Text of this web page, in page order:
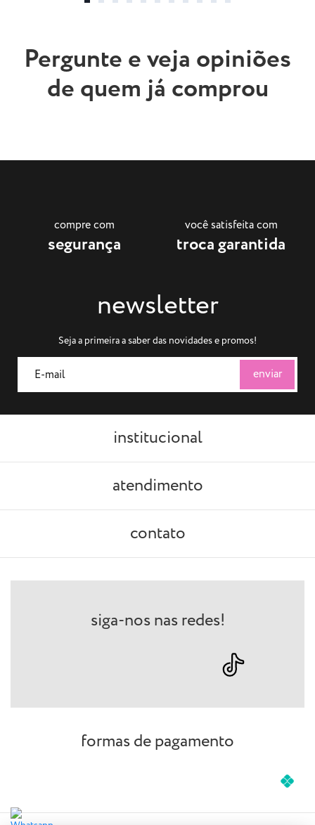
Pergunte e veja opiniões
de quem já comprou
compre com
segurança
você satisfeita com
troca garantida
newsletter
Seja a primeira a saber das novidades e promos!
institucional
atendimento
contato
siga-nos nas redes!
formas de pagamento